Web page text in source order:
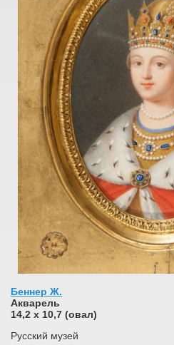
Беннер Ж.
Акварель
14,2 x 10,7 (овал)
Русский музей